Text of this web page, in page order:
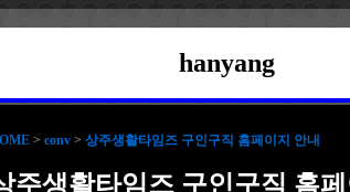
hanyang
> conv > 상주생활타임즈 구인구직 홈페이지 안내
주생활타임즈 구인구직 홈페